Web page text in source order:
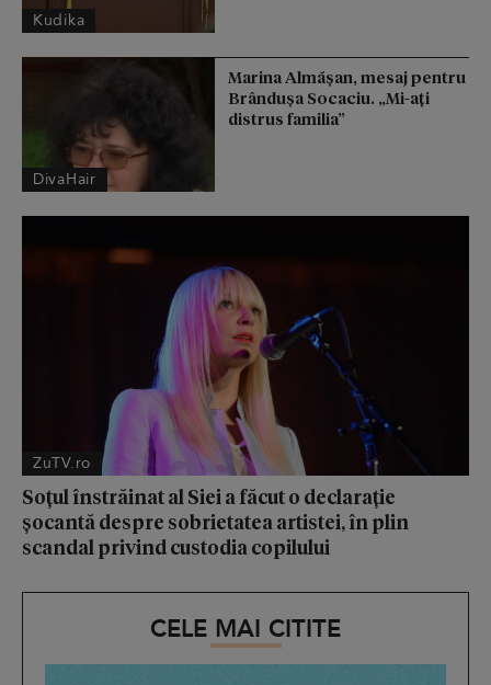
Kudika
DivaHair
Marina Almășan, mesaj pentru
Brândușa Socaciu. „Mi-ați
distrus familia”
ZuTV.ro
Soțul înstrăinat al Siei a făcut o declarație
șocantă despre sobrietatea artistei, în plin
scandal privind custodia copilului
CELE MAI CITITE